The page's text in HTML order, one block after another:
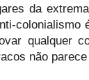
da
colonialismo
qualquer
não